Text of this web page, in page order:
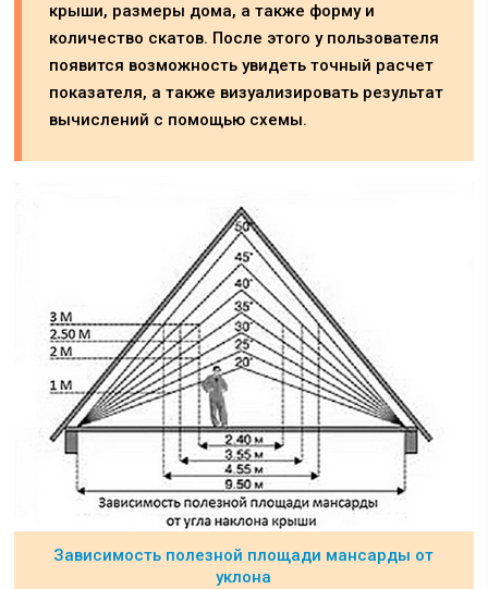
крыши, размеры дома, а также форму и
количество скатов. После этого у пользователя
появится возможность увидеть точный расчет
показателя, а также визуализировать результат
вычислений с помощью схемы.
Зависимость полезной площади мансарды от
уклона